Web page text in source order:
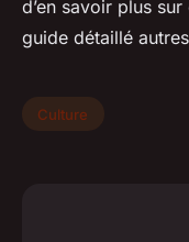
d’en savoir plus
guide détaillé
Culture